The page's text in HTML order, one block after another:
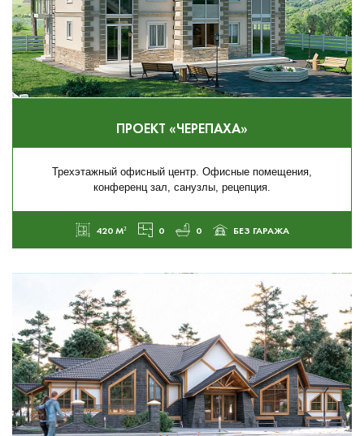
ПРОЕКТ «ЧЕРЕПАХА»
Трехэтажный офисный центр. Офисные помещения,
конференц зал, санузлы, рецепция.
420 М² 0 0 БЕЗ ГАРАЖА